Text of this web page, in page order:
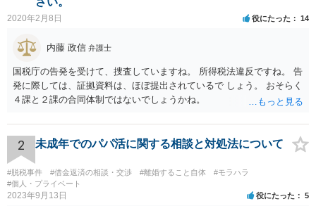
2020年2月8日 役にたった 14
内藤 政信 弁護士
国税庁の告発を受けて、捜査していますね。 所得税法違反ですね。 告
発に際しては、証拠資料は、ほぼ提出されているで しょう。 おそらく
４課と２課の合同体制ではないでしょうかね。
2 未成年でのパパ活に関する相談と対処法について
#脱税事件 #借金返済の相談・交渉 #離婚すること自体
#モラハラ
#個人・プライベート
2023年9月13日 役にたった 5